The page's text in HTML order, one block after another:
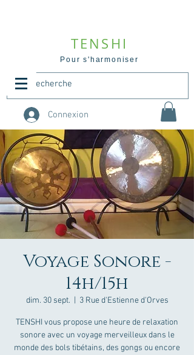
TENSHI
Pour s'harmoniser
Connexion
Voyage Sonore -
14h/15h
dim. 30 sept.
  |
3 Rue d'Estienne d'Orves
TENSHI vous propose une heure de relaxation
sonore avec un voyage merveilleux dans le
monde des bols tibétains, des gongs ou encore